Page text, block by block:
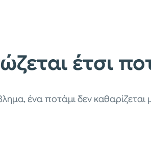
έτσι
ένα ποτάμι δεν καθαρίζεται